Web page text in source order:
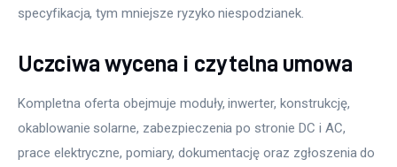
specyfikacja, tym mniejsze ryzyko niespodzianek.
Uczciwa wycena i czytelna umowa
Kompletna oferta obejmuje moduły, inwerter, konstrukcję,
okablowanie solarne, zabezpieczenia po stronie DC i AC,
prace elektryczne, pomiary, dokumentację oraz zgłoszenia do